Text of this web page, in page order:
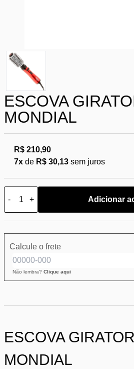
ESCOVA
MONDIAL
R$ 210,90
7x de R$ 30,13 sem juros
- + Adicionar
Calcule o frete
Não lembra? Clique aqui
ESCOVA
MONDIAL